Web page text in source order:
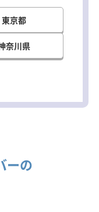
東京都
奈川県
ーの